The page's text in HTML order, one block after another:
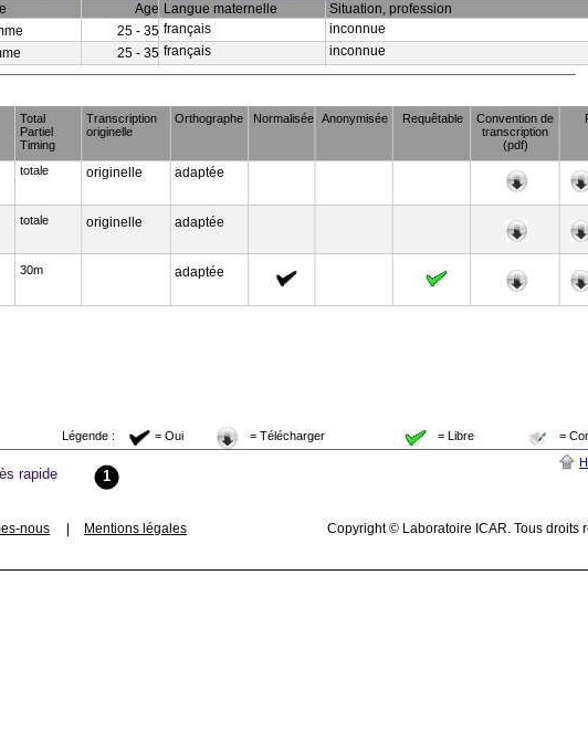
Age Langue maternelle
Situation, profession
25 - 35 français
inconnue
25 - 35 français inconnue
Total
Partiel
Timing
Transcription
originelle
Orthographe Normalisée Anonymisée Requêtable
Convention de
transcription
(pdf)
totale originelle adaptée
totale originelle adaptée
30m adaptée
Légende : = Oui = Télécharger = Libre =
rapide 1
Copyright © Laboratoire ICAR. Tous droits
nous Mentions légales